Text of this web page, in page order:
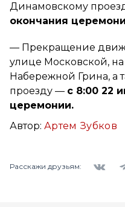
Динамовскому
окончания
— Прекращение
улице Московской, на
Набережной Грина, а
проезду — с 8:00 22
церемонии.
Автор: Артем Зубков
Расскажи друзьям: